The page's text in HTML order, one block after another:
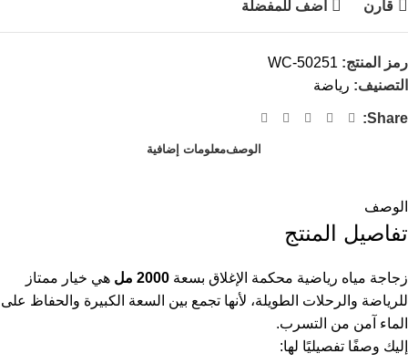
قارن أضف للمفضلة
رمز المنتج: WC-50251
التصنيف: رياضة
Share:
الوصفمعلومات إضافية
الوصف
تفاصيل المنتج
زجاجة مياه رياضية محكمة الإغلاق بسعة 2000 مل
هي خيار ممتاز
للرياضة والرحلات الطويلة، لأنها تجمع بين السعة الكبيرة والحفاظ على
الماء آمن من التسرب.
إليك وصفًا تفصيليًا لها: